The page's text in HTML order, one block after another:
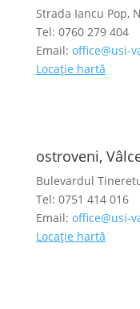
Strada Iancu Pop,
Tel: 0760 279 404
Email: office@usi-
Locație hartă
ostroveni,
Bulevardul
Tel: 0751 414 016
Email: office@usi-
Locație hartă